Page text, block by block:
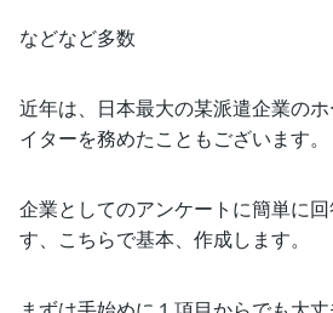
などなど多数
近年は、日本最大の某派遣企業の
イターを務めたこともございます。
企業としてのアンケートに簡単に
す、こちらで基本、作成します。